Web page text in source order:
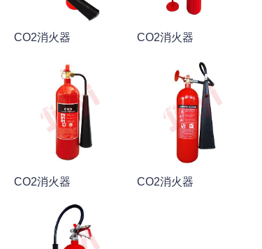
CO2消火器 CO2消火器
CO2消火器 CO2消火器
私たちについて
Contact us